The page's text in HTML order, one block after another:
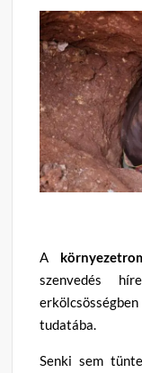
A
szenvedés
tudatába.
Senki sem